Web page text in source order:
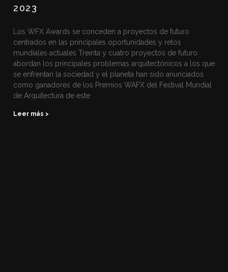
2023
Los WFX Awards se conceden a proyectos de futuro
centrados en las principales oportunidades y retos
mundiales actuales Treinta y cuatro proyectos de futuro
abordan los principales problemas arquitectónicos a los que
se enfrentan la sociedad y el planeta han sido anunciados
como ganadores de los Premios WAFX del Festival Mundial
de Arquitectura de este
Leer más >